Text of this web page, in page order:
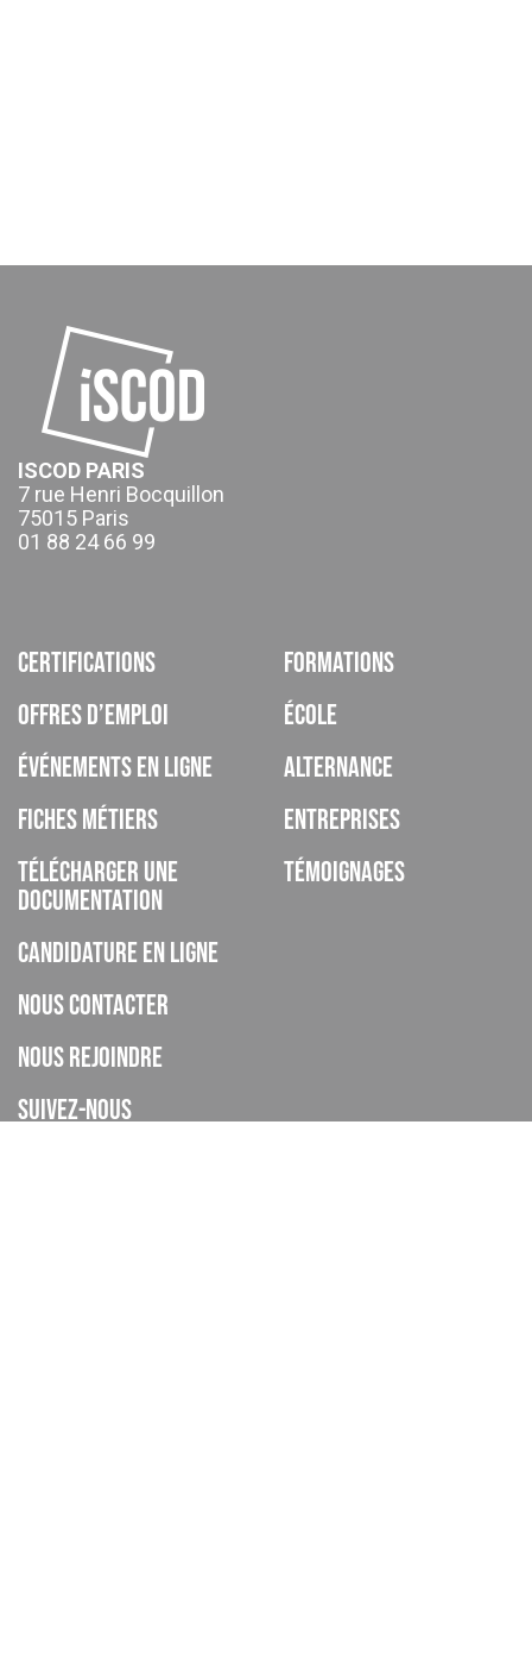
ISCOD PARIS
7 rue Henri Bocquillon
75015 Paris
01 88 24 66 99
Formations
École
Alternance
Entreprises
Témoignages
Certifications
Offres d’emploi
Événements en ligne
Fiches métiers
Télécharger une
documentation
Candidature en ligne
Nous contacter
Nous rejoindre
Suivez-nous